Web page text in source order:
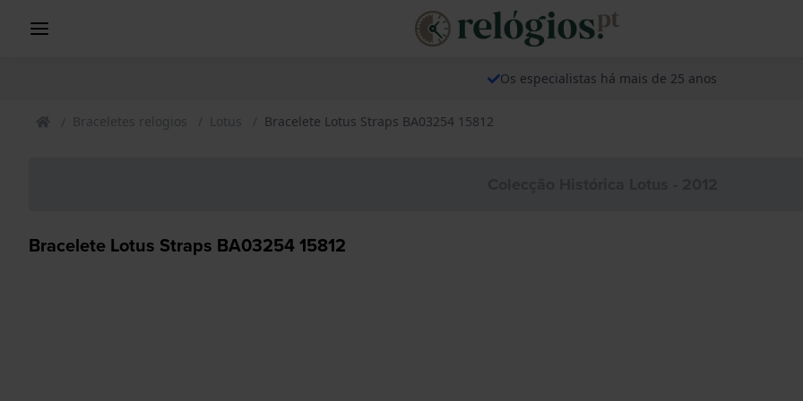
Os especialistas há mais de 25 anos
Braceletes relogios Lotus Bracelete Lotus Straps BA03254 15812
Bracelete Lotus Straps BA03254 15812